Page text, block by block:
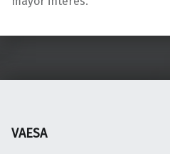
Skip back to main navigation
VAESA